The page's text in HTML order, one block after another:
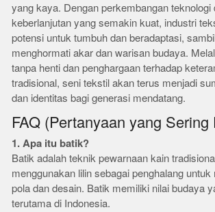
yang kaya. Dengan perkembangan teknologi
keberlanjutan yang semakin kuat, industri
potensi untuk tumbuh dan beradaptasi,
menghormati akar dan warisan budaya.
tanpa henti dan penghargaan terhadap
tradisional, seni tekstil akan terus menjadi
dan identitas bagi generasi mendatang.
FAQ (Pertanyaan yang Sering
1. Apa itu batik?
Batik adalah teknik pewarnaan kain
menggunakan lilin sebagai penghalang
pola dan desain. Batik memiliki nilai budaya
terutama di Indonesia.